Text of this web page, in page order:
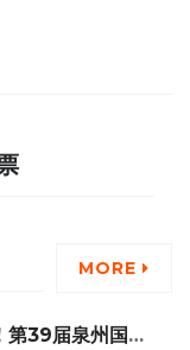
MORE
第39届泉州国际